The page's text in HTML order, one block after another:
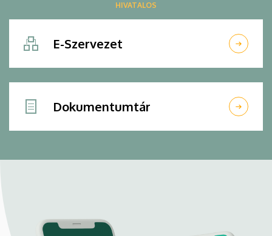
HIVATALOS
E-Szervezet
Dokumentumtár